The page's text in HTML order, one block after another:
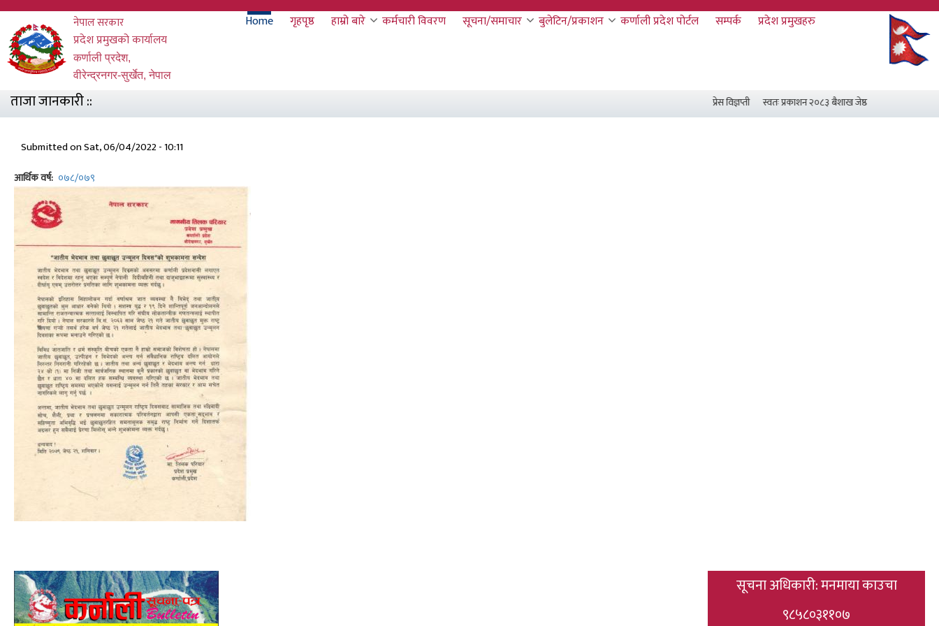
Skip
main
content
नेपाल सरकार
प्रदेश प्रमुखको कार्यालय
कर्णाली प्रदेश,
वीरेन्द्रनगर-सुर्खेत, नेपाल
Main
Home गृहपृष्ठ हाम्रो बारे कर्मचारी विवरण सूचना/समाचार बुलेटिन/प्रकाशन कर्णाली प्रदेश पोर्टल सम्पर्क प्रदेश प्रमुखहरु
ताजा जानकारी :: प्रेस विज्ञप्ती स्वतः प्रकाशन २०८३ बैशाख जेष्ठ र असार मसान्त सम्म
Submitted onSat, 06/04/2022 - 10:11
आर्थिक वर्ष ०७८/०७९
सूचना अधिकारी: मनमाया काउचा
९८५८०३११०७